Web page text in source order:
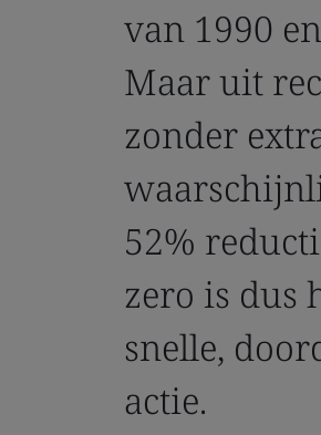
van 1990
Maar uit
zonder
52%
zero is dus
snelle,
actie.